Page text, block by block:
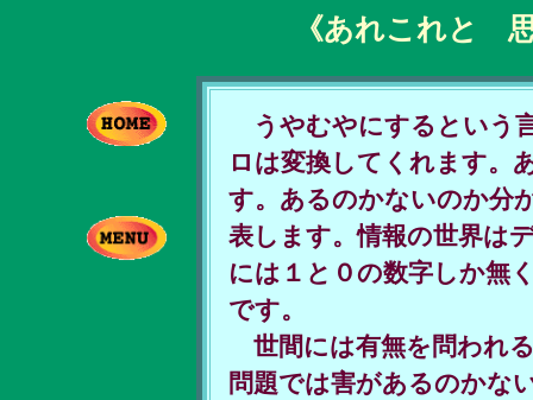
《あれこれと
うやむやにするという
ロは変換してくれます。
す。あるのかないのか分
表します。情報の世界は
には１と０の数字しか無
です。
世間には有無を問われ
問題では害があるのかな